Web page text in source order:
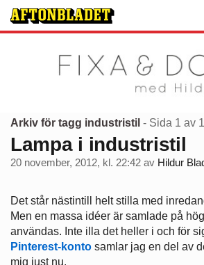
Arkiv för tagg industristil - Sida 1 av 1
Lampa i industristil
20 november, 2012, kl. 22:42 av Hildur
Det står nästintill helt stilla med
Men en massa idéer är samlade på
användas. Inte illa det heller i och för
Pinterest-konto samlar jag en del av
mig just nu.